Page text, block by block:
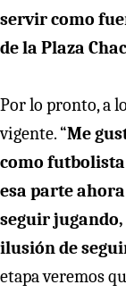
servir como
de la Plaza
Por lo pronto, a
vigente. “Me
como
esa parte
seguir
ilusión de
etapa veremos